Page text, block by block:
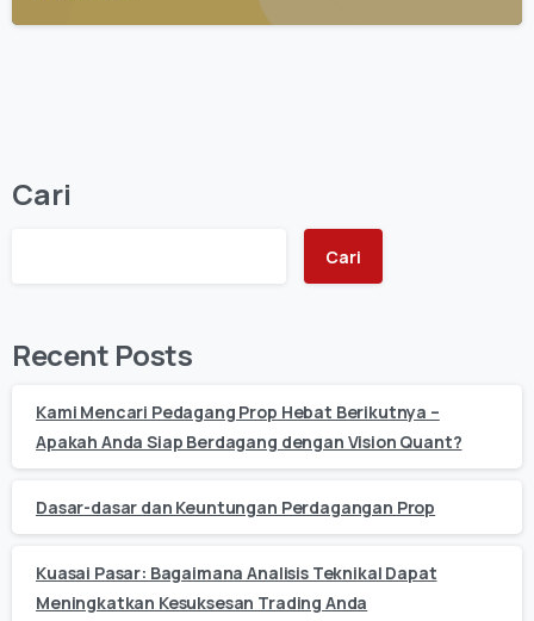
Cari
Cari
Recent Posts
Kami Mencari Pedagang Prop Hebat Berikutnya –
Apakah Anda Siap Berdagang dengan Vision Quant?
Dasar-dasar dan Keuntungan Perdagangan Prop
Kuasai Pasar: Bagaimana Analisis Teknikal Dapat
Meningkatkan Kesuksesan Trading Anda